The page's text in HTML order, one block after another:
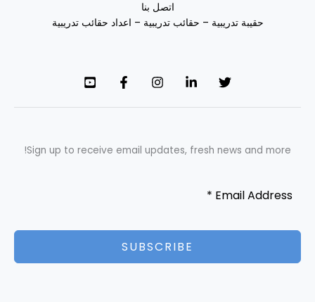
اتصل بنا
حقيبة تدريبية – حقائب تدريبية – اعداد حقائب تدريبية
Sign up to receive email updates, fresh news and more!
SUBSCRIBE